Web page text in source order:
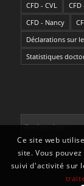
CFD - CVL
CFD - Nancy
Déclarations sur
Statistiques
Ce site web
site. Vous
suivi d'activité sur